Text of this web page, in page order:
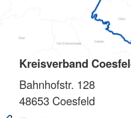
Kreisverband
Bahnhofstr. 128
48653 Coesfeld